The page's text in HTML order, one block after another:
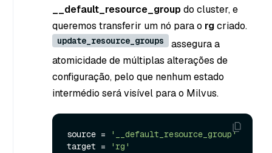
__default_resource_groupdo cluster, e
queremos transferir um nó para o rgcriado.
update_resource_groups
assegura a
atomicidade de múltiplas alterações de
configuração, pelo que nenhum estado
intermédio será visível para o Milvus.
source =
'__default_resource_group'
target =
'rg'